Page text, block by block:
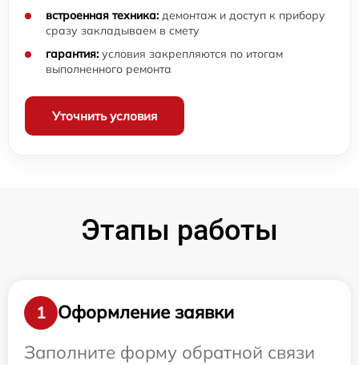
встроенная техника: демонтаж и доступ к прибору
сразу закладываем в смету
гарантия: условия закрепляются по итогам
выполненного ремонта
Уточнить условия
Этапы работы
1
Оформление заявки
Заполните форму обратной связи